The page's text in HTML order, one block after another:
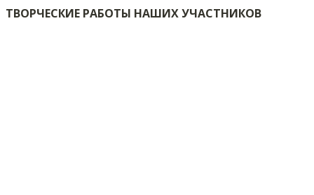
ТВОРЧЕСКИЕ РАБОТЫ НАШИХ УЧАСТНИКОВ